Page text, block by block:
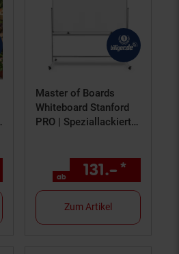
€ Sternchen
Master of Boards
Whiteboard Stanford
PRO | Speziallackiert |
ab 131.–*
Zum Artikel